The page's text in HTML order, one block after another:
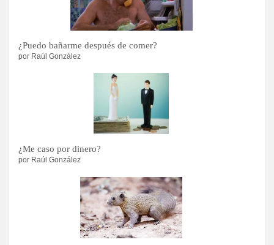
¿Puedo bañarme después de comer?
por Raúl González
¿Me caso por dinero?
por Raúl González